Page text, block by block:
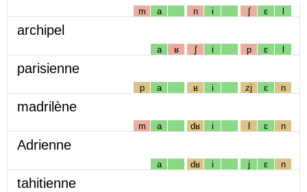
m a n i ʃ ɛ l
archipel
a ʁ ʃ i p ɛ l
parisienne
p a ʁ i zj ɛ n
madrilène
m a dʁ i l ɛ n
Adrienne
a dʁ i j ɛ n
tahitienne